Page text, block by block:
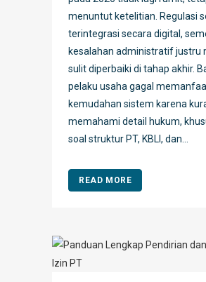
menuntut ketelitian. Regulasi
terintegrasi secara digital,
kesalahan administratif justru
sulit diperbaiki di tahap akhir.
pelaku usaha gagal
kemudahan sistem karena
memahami detail hukum,
soal struktur PT, KBLI, dan...
READ MORE